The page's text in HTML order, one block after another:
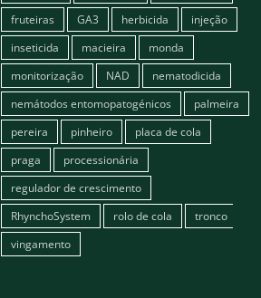
fruteiras
GA3 herbicida
injeção
inseticida
macieira
monda
monitorização
NAD
nematodicida
nemátodos entomopatogénicos
palmeira
pereira
pinheiro
placa de cola
praga
processionária
regulador de crescimento
RhynchoSystem
rolo de cola
tronco
vingamento